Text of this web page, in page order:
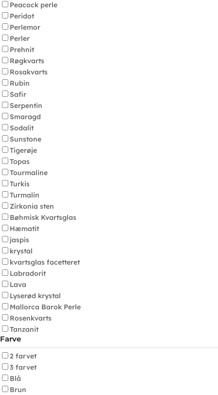
Peacock perle
Peridot
Perlemor
Perler
Prehnit
Røgkvarts
Rosakvarts
Rubin
Safir
Serpentin
Smaragd
Sodalit
Sunstone
Tigerøje
Topas
Tourmaline
Turkis
Turmalin
Zirkonia sten
Bøhmisk Kvartsglas
Hæmatit
jaspis
krystal
kvartsglas facetteret
Labradorit
Lava
Lyserød krystal
Mallorca Barok Perle
Rosenkvarts
Tanzanit
Farve
2 farvet
3 farvet
Blå
Brun